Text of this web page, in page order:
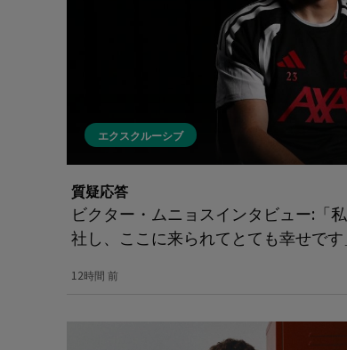
エクスクルーシブ
質疑応答
ビクター・ムニョスインタビュー:「
社し、ここに来られてとても幸せです
12時間 前